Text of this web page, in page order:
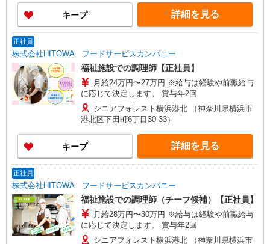
記金額は働きがい向上手当を含みます。 ★働きが
い向上手当※26年6月改定（地域により異なる）
社会保険加入者は更に＋50円
キープ 詳細を見る
正社員
株式会社HITOWA フードサービスカンパニー
福祉施設での調理師【正社員】
月給24万円〜27万円 ※給与は経験や前職給与
に応じて決定します。 賞与年2回
シニアフォレスト横浜港北 （神奈川県横浜市
港北区下田町6丁目30-33）
キープ 詳細を見る
正社員
株式会社HITOWA フードサービスカンパニー
福祉施設での調理師（チーフ候補）【正社員】
月給28万円〜30万円 ※給与は経験や前職給与
に応じて決定します。 賞与年2回
シニアフォレスト横浜港北 （神奈川県横浜市